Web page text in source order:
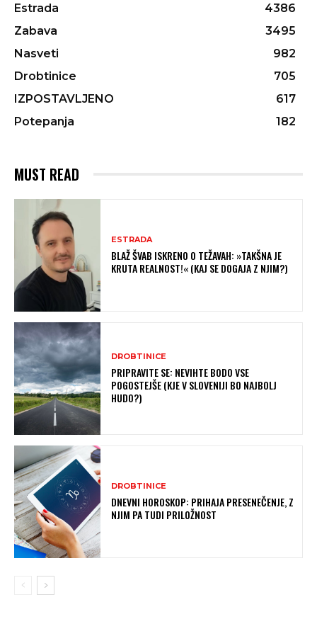
Estrada
4386
Zabava
3495
Nasveti
982
Drobtinice
705
IZPOSTAVLJENO
617
Potepanja
182
MUST READ
ESTRADA
BLAŽ ŠVAB ISKRENO O TEŽAVAH: »TAKŠNA JE
KRUTA REALNOST!« (KAJ SE DOGAJA Z NJIM?)
DROBTINICE
PRIPRAVITE SE: NEVIHTE BODO VSE
POGOSTEJŠE (KJE V SLOVENIJI BO NAJBOLJ
HUDO?)
DROBTINICE
DNEVNI HOROSKOP: PRIHAJA PRESENEČENJE, Z
NJIM PA TUDI PRILOŽNOST